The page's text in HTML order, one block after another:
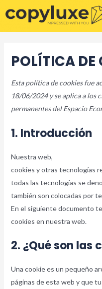
POLÍTICA DE
Esta política de cookies fue
18/06/2024 y se aplica a los
permanentes del Espacio
1. Introducción
Nuestra web,
cookies y otras tecnologías
todas las tecnologías se
también son colocadas por
En el siguiente documento
cookies en nuestra web.
2. ¿Qué son las
Una cookie es un pequeño
páginas de esta web y que